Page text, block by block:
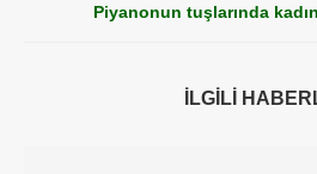
Piyanonun tuşlarında
İLGILI